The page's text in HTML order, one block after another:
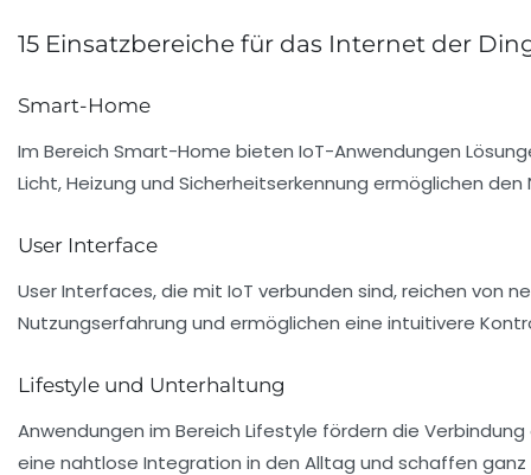
15 Einsatzbereiche für das Internet der
Smart-Home
Im Bereich Smart-Home bieten IoT-Anwendungen
Licht, Heizung und Sicherheitserkennung ermöglichen
User Interface
User Interfaces, die mit IoT verbunden sind, reichen von
Nutzungserfahrung und ermöglichen eine intuitivere
Lifestyle und Unterhaltung
Anwendungen im Bereich Lifestyle fördern die
eine nahtlose Integration in den Alltag und schaffen ganz